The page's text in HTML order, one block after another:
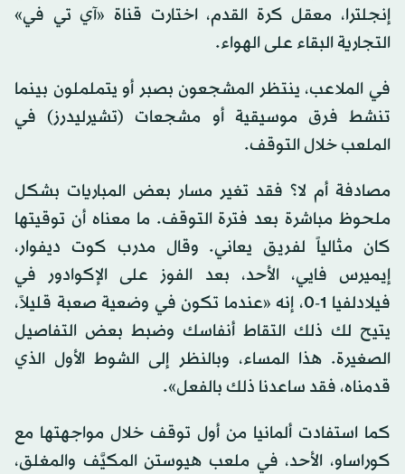
إنجلترا، معقل كرة القدم، اختارت قناة «آي تي في»
التجارية البقاء على الهواء.
في الملاعب، ينتظر المشجعون بصبر أو يتململون بينما
تنشط فرق موسيقية أو مشجعات (تشيرليدرز) في
الملعب خلال التوقف.
مصادفة أم لا؟ فقد تغير مسار بعض المباريات بشكل
ملحوظ مباشرة بعد فترة التوقف. ما معناه أن توقيتها
كان مثالياً لفريق يعاني. وقال مدرب كوت ديفوار،
إيميرس فايي، الأحد، بعد الفوز على الإكوادور في
فيلادلفيا 1-0، إنه «عندما تكون في وضعية صعبة قليلاً،
يتيح لك ذلك التقاط أنفاسك وضبط بعض التفاصيل
الصغيرة. هذا المساء، وبالنظر إلى الشوط الأول الذي
قدمناه، فقد ساعدنا ذلك بالفعل».
كما استفادت ألمانيا من أول توقف خلال مواجهتها مع
كوراساو، الأحد، في ملعب هيوستن المكيَّف والمغلق،